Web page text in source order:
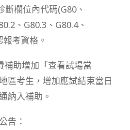
斷欄位內代碼(G80、
、G80.3、G80.4、
考資格。
補助增加「查看試場當
區考生，增加應試結束當日
納入補助。
告：